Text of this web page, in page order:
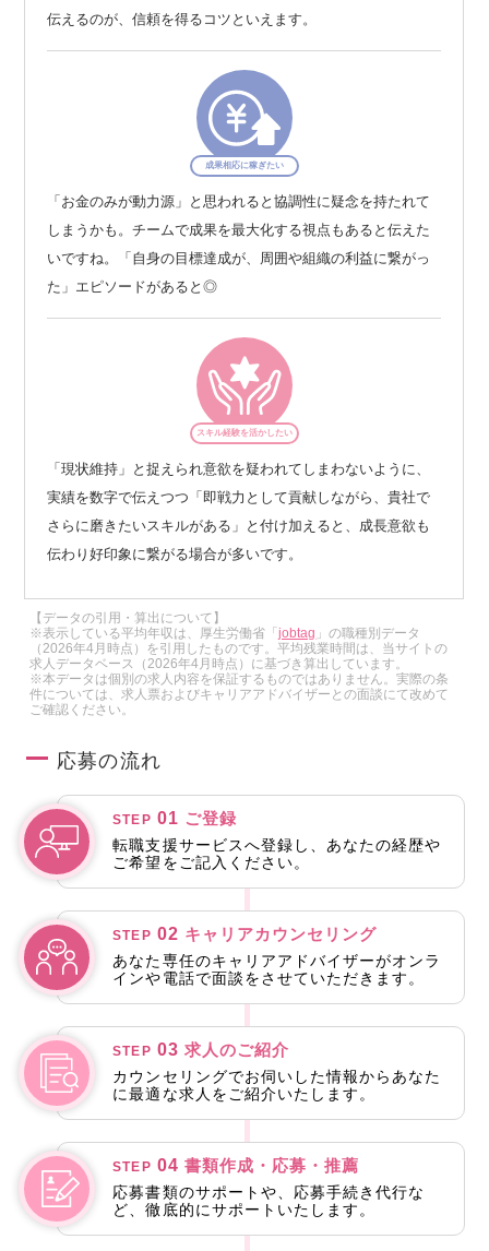
伝えるのが、信頼を得るコツといえます。
成果相応に稼ぎたい
「お金のみが動力源」と思われると協調性に疑念を持たれて
しまうかも。チームで成果を最大化する視点もあると伝えた
いですね。「自身の目標達成が、周囲や組織の利益に繋がっ
た」エピソードがあると◎
スキル経験を活かしたい
「現状維持」と捉えられ意欲を疑われてしまわないように、
実績を数字で伝えつつ「即戦力として貢献しながら、貴社で
さらに磨きたいスキルがある」と付け加えると、成長意欲も
伝わり好印象に繋がる場合が多いです。
【データの引用・算出について】
※表示している平均年収は、厚生労働省「jobtag 」の職種別データ
（2026年4月時点）を引用したものです。平均残業時間は、当サイトの
求人データベース（2026年4月時点）に基づき算出しています。
※本データは個別の求人内容を保証するものではありません。実際の条
件については、求人票およびキャリアアドバイザーとの面談にて改めて
ご確認ください。
応募の流れ
STEP 01 ご登録
転職支援サービスへ登録し、あなたの経歴や
ご希望をご記入ください。
STEP 02 キャリアカウンセリング
あなた専任のキャリアアドバイザーがオンラ
インや電話で面談をさせていただきます。
STEP 03 求人のご紹介
カウンセリングでお伺いした情報からあなた
に最適な求人をご紹介いたします。
STEP 04 書類作成・応募・推薦
応募書類のサポートや、応募手続き代行な
ど、徹底的にサポートいたします。